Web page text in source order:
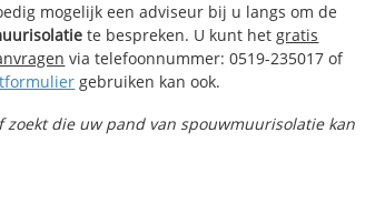
mogelijk een adviseur bij u langs om de
te bespreken. U kunt hetgratis
via telefoonnummer: 0519-235017 of
gebruiken kan ook.
die uw pand van spouwmuurisolatie kan